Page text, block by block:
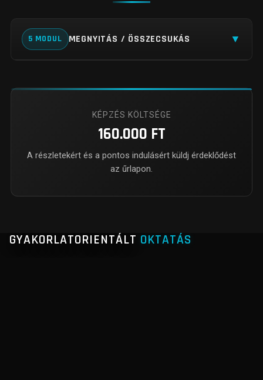
5 MODUL MEGNYITÁS / ÖSSZECSUKÁS ▼
KÉPZÉS KÖLTSÉGE
160.000 FT
A részletekért és a pontos indulásért küldj érdeklődést
az űrlapon.
GYAKORLATORIENTÁLT OKTATÁS